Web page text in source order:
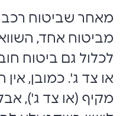
מאחר שביטוח
מביטוח אחד,
לכלול גם ביטוח
או צד ג'. כמובן,
מקיף (או צד ג'),